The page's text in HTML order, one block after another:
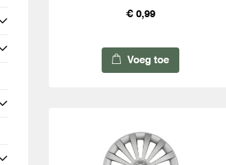
€ 0,99
Voeg toe